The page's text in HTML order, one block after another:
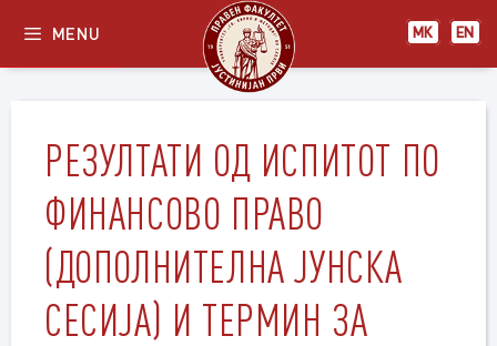
content
МК EN
MENU
РЕЗУЛТАТИ ОД ИСПИТОТ ПО
ФИНАНСОВО ПРАВО
(ДОПОЛНИТЕЛНА ЈУНСКА
СЕСИЈА) И ТЕРМИН ЗА